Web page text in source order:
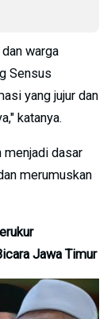
warga
Sensus
yang jujur dan
katanya.
menjadi dasar
merumuskan
Jawa Timur